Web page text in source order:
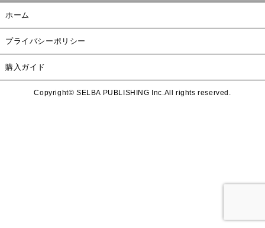
ホーム
プライバシーポリシー
購入ガイド
Copyright© SELBA PUBLISHING Inc.All rights reserved.